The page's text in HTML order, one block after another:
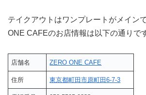
テイクアウトはワンプレートがメイン
ONE CAFEのお店情報は以下の通りで
店舗名 ZERO ONE CAFE
住所 東京都町田市原町田6-7-3